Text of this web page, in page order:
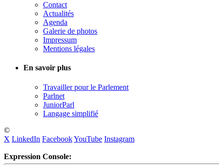
Contact
Actualités
Agenda
Galerie de photos
Impressum
Mentions légales
En savoir plus
Travailler pour le Parlement
Parlnet
JuniorParl
Langage simplifié
©
X LinkedIn FacebookYouTube Instagram
Expression Console: